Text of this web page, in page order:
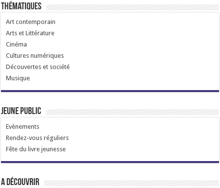
Thématiques
Art contemporain
Arts et Littérature
Cinéma
Cultures numériques
Découvertes et société
Musique
Jeune public
Evènements
Rendez-vous réguliers
Fête du livre jeunesse
A découvrir